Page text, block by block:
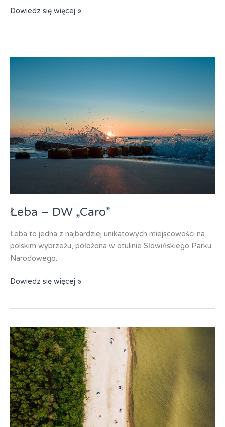
Pobierowo
Mer
Dowiedz się więcej »
Łeba – DW „Caro”
Łeba to jedna z najbardziej unikatowych miejscowości na
polskim wybrzeżu, położona w otulinie Słowińskiego Parku
Narodowego.
Łeba
Dowiedz się więcej »